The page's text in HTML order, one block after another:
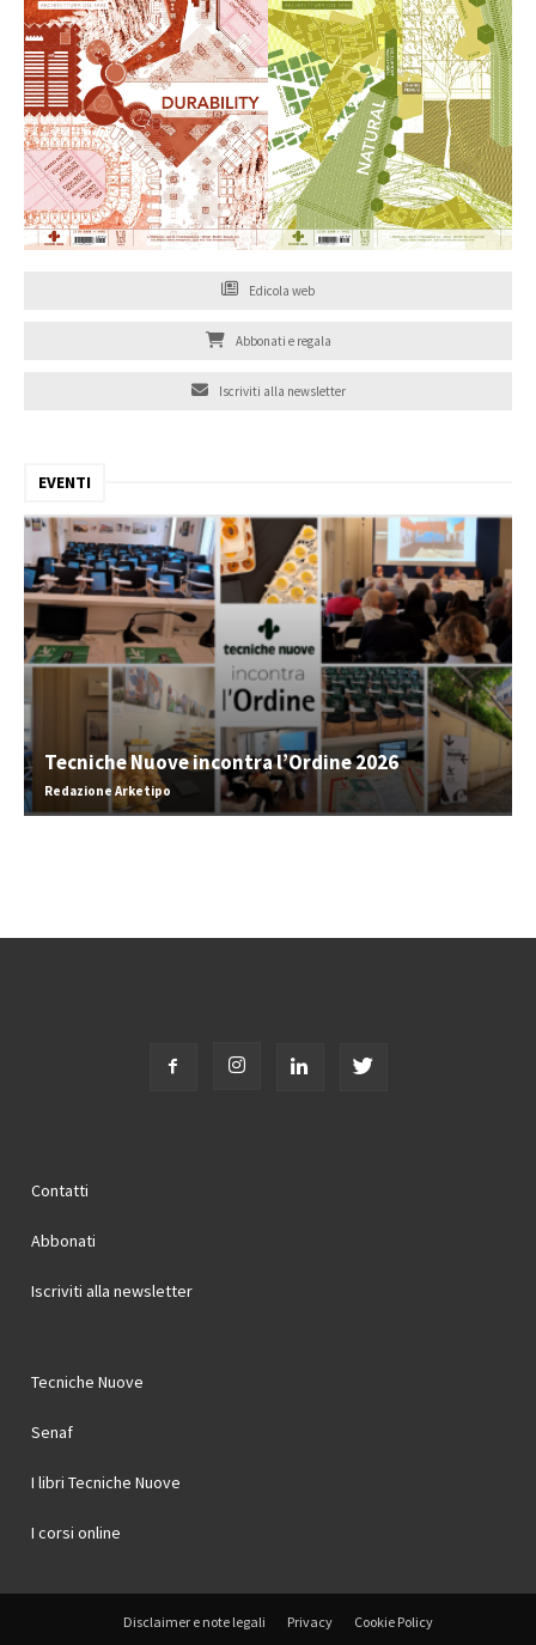
Edicola web
Abbonati e regala
Iscriviti alla newsletter
EVENTI
Tecniche Nuove incontra l’Ordine 2026
Redazione Arketipo
Contatti
Abbonati
Iscriviti alla newsletter
Tecniche Nuove
Senaf
I libri Tecniche Nuove
I corsi online
Disclaimer e note legali Privacy Cookie Policy